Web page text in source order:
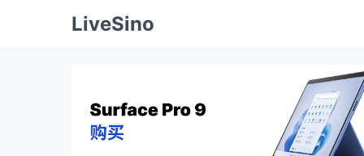
LiveSino